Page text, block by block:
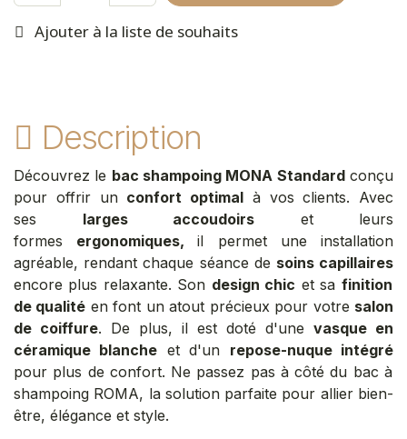
Ajouter à la liste de souhaits
Description
Découvrez le bac shampoing MONA Standardconçu
pour offrir un confort optimal à vos clients. Avec
ses larges accoudoirs et leurs
formes ergonomiques,il permet une installation
agréable, rendant chaque séance de soins capillaires
encore plus relaxante. Son design chic et sa finition
de qualité en font un atout précieux pour votre salon
de coiffure. De plus, il est doté d'une vasque en
céramique blanche et d'un repose-nuque intégré
pour plus de confort. Ne passez pas à côté du bac à
shampoing ROMA, la solution parfaite pour allier bien-
être, élégance et style.